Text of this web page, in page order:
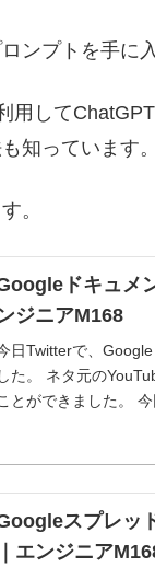
ンプトを手に
用して
知っています
。
ドキュメ
ジニアM168
日Twitterで、
した。 ネタ元の
とができました。
スプレッ
｜エンジニア